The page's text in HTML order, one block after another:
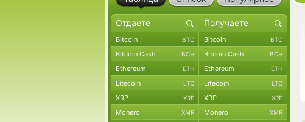
Bitcoin BTC Bitcoin BTC
Bitcoin Cash BCH Bitcoin Cash BCH
Ethereum ETH Ethereum ETH
Litecoin LTC Litecoin LTC
XRP XRP XRP XRP
Monero XMR Monero XMR